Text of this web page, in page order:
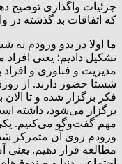
جزئیات واگذاری توضیح
که اتفاقات بد گذشته در
ما اولا در بدو ورودم به
تشکیل دادیم؛ یعنی
مدیریت و فناوری و افراد
شستا حضور دارند. از
فکر برگزار شده و تا
برگزار می‌شود، داشته
مهم گفت‌وگو می‌کنیم.
ورودم روی آن متمرکز
مطالعه قرار دهیم.